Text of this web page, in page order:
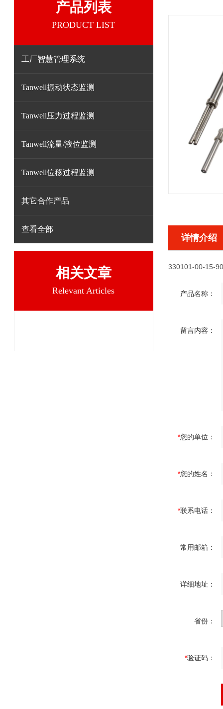
产品列表
PRODUCT LIST
工厂智慧管理系统
Tanwell振动状态监测
Tanwell压力过程监测
Tanwell流量/液位监测
Tanwell位移过程监测
其它合作产品
查看全部
相关文章
Relevant Articles
详情介绍
330101-00-15-
产品名称：
留言内容：
*您的单位：
*您的姓名：
*联系电话：
常用邮箱：
详细地址：
省份：
*验证码：